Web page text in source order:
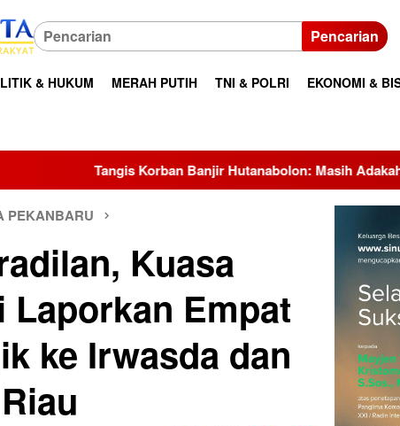
Pencarian
& HUKUM MERAH PUTIH TNI & POLRI EKONOMI &
Banjir Hutanabolon: Masih Adakah Harapan Kami untuk
PEKANBARU
Kuasa
Laporkan Empat
ke Irwasda dan